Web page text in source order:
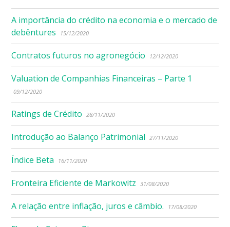
A importância do crédito na economia e o mercado de
debêntures
15/12/2020
Contratos futuros no agronegócio 12/12/2020
Valuation de Companhias Financeiras – Parte 1
09/12/2020
Ratings de Crédito 28/11/2020
Introdução ao Balanço Patrimonial 27/11/2020
Índice Beta 16/11/2020
Fronteira Eficiente de Markowitz 31/08/2020
A relação entre inflação, juros e câmbio. 17/08/2020